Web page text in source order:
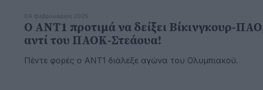
04 Φεβρουαρίου 2025
Ο ΑΝΤ1 προτιμά να δείξει Βίκινγκουρ-
αντί του ΠΑΟΚ-Στεάουα!
Πέντε φορές ο ΑΝΤ1 διάλεξε αγώνα του Ολυμπιακού.